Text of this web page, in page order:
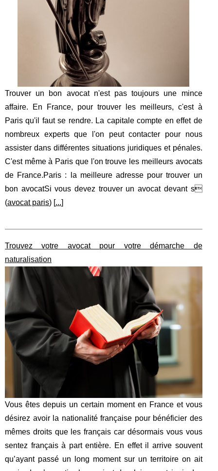
Trouver un bon avocat n'est pas toujours une mince
affaire. En France, pour trouver les meilleurs, c'est à
Paris qu'il faut se rendre. La capitale compte en effet de
nombreux experts que l'on peut contacter pour nous
assister dans différentes situations juridiques et pénales.
C'est même à Paris que l'on trouve les meilleurs avocats
de France.Paris : la meilleure adresse pour trouver un
bon avocatSi vous devez trouver un avocat devant s
(avocat paris) [...]
Trouvez votre avocat pour votre démarche de
naturalisation
Vous êtes depuis un certain moment en France et vous
désirez avoir la nationalité française pour bénéficier des
mêmes droits que les français car désormais vous vous
sentez français à part entière. En effet il arrive souvent
qu’ayant passé un long moment sur un territoire on ait